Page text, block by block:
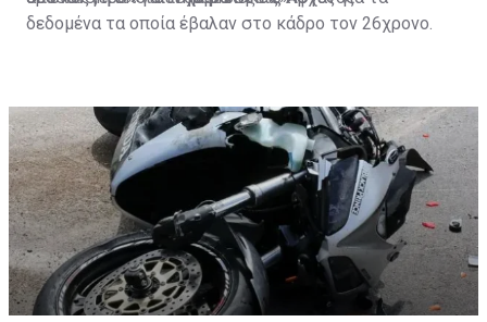
δεδομένα τα οποία έβαλαν στο κάδρο τον 26χρονο.